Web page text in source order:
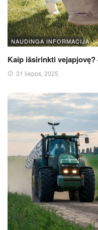
NAUDINGA INFORMACIJA
Kaip išsirinkti
31 liepos, 2025